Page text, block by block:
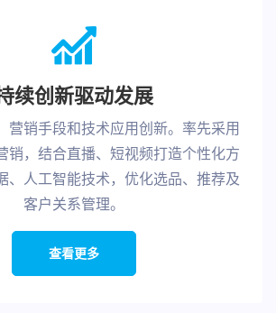
续创新驱动发展
营销手段和技术应用创新。率先采用
销，结合直播、短视频打造个性化方
、人工智能技术，优化选品、推荐及
客户关系管理。
查看更多